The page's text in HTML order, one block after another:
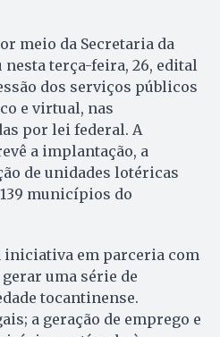
meio da Secretaria da
nesta terça-feira, 26, edital
dos serviços públicos
e virtual, nas
por lei federal. A
a implantação, a
de unidades lotéricas
municípios do
iniciativa em parceria com
uma série de
tocantinense.
a geração de emprego e